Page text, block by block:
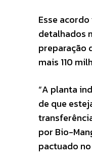
Esse
detalhados
preparação
mais 110
“A planta
de que
por Bio-
pactuado